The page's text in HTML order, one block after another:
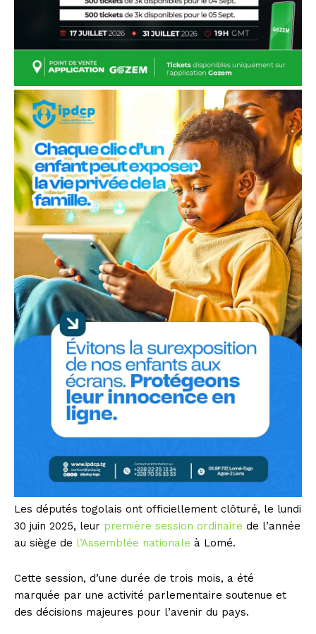
Les députés togolais ont officiellement clôturé, le lundi
30 juin 2025, leur première session ordinaire de l’année
au siège de l’Assemblée nationale à Lomé.
Cette session, d’une durée de trois mois, a été
marquée par une activité parlementaire soutenue et
des décisions majeures pour l’avenir du pays.